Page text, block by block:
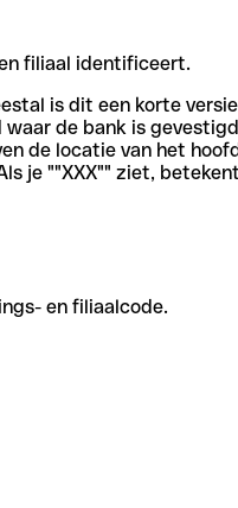
filiaal identificeert.
is dit een korte
de bank is
de locatie van het
je ""XXX"" ziet,
en filiaalcode.